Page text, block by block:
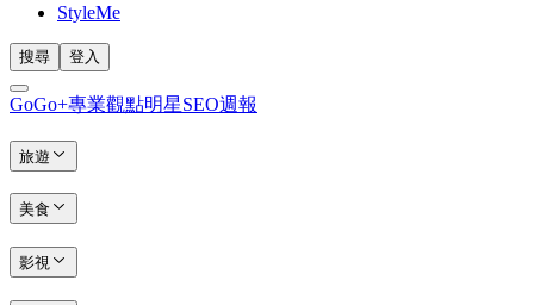
StyleMe
搜尋 登入
GoGo+專業觀點明星SEO週報
旅遊
美食
影視